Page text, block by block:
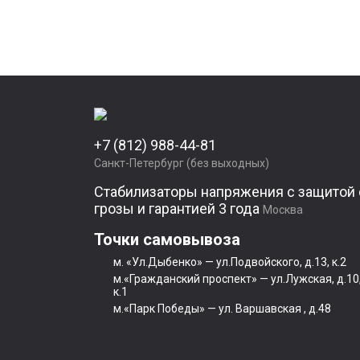
+7 (812) 988-44-81
Санкт-Петербург (без выходных)
Стабилизаторы напряжения с защитой
грозы и гарантией 3 года Москва
Точки самовывоза
м. «Ул.Дыбенко» — ул.Подвойского, д.13, к.2
м.«Гражданский проспект» — ул.Лужская,
к.1
м.«Парк Победы» — ул. Варшавская , д.48